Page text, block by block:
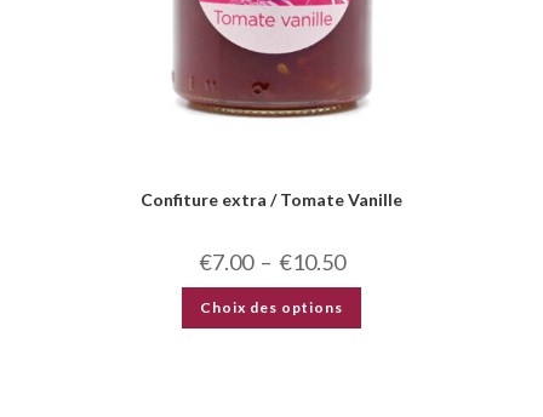
Confiture extra / Tomate Vanille
€7.00 – €10.50
Choix des options